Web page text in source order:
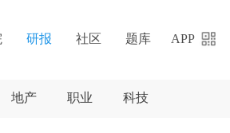
研报 社区 题库 APP
地产 职业 科技